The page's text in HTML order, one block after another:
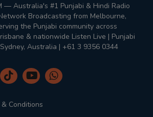
— Australia's #1 Punjabi & Hindi Radio
Broadcasting from Melbourne,
the Punjabi community across
& nationwide Listen Live | Punjabi
Australia | +61 3 9356 0344
Conditions